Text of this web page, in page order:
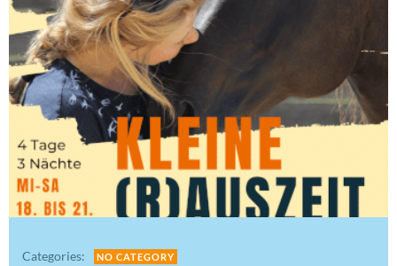
Categories: NO CATEGORY